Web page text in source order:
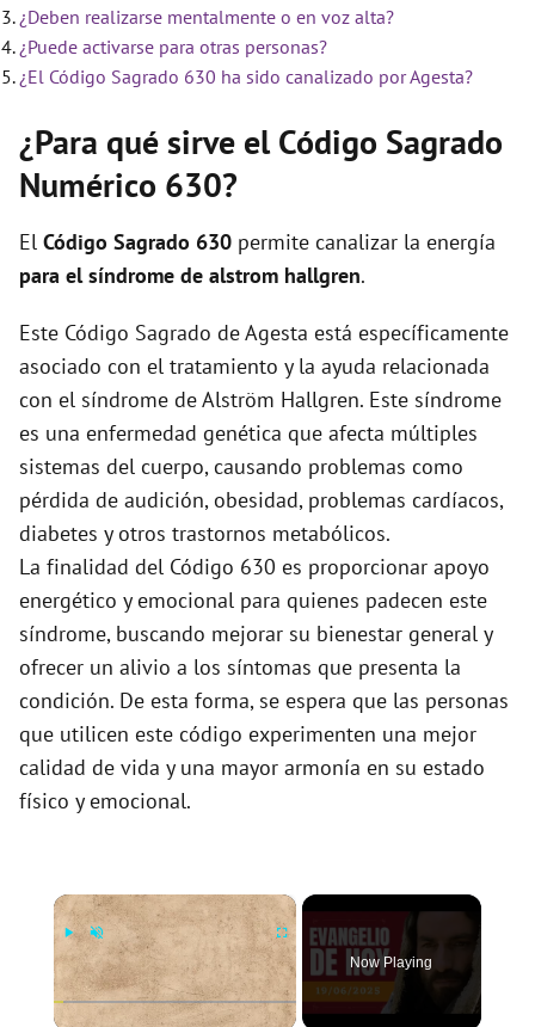
¿Deben realizarse mentalmente o en voz alta?
¿Puede activarse para otras personas?
¿El Código Sagrado 630 ha sido canalizado por Agesta?
¿Para qué sirve el Código Sagrado
Numérico 630?
El Código Sagrado 630 permite canalizar la energía
para el síndrome de alstrom hallgren.
Este Código Sagrado de Agesta está específicamente
asociado con el tratamiento y la ayuda relacionada
con el síndrome de Alström Hallgren. Este síndrome
es una enfermedad genética que afecta múltiples
sistemas del cuerpo, causando problemas como
pérdida de audición, obesidad, problemas cardíacos,
diabetes y otros trastornos metabólicos.
La finalidad del Código 630 es proporcionar apoyo
energético y emocional para quienes padecen este
síndrome, buscando mejorar su bienestar general y
ofrecer un alivio a los síntomas que presenta la
condición. De esta forma, se espera que las personas
que utilicen este código experimenten una mejor
calidad de vida y una mayor armonía en su estado
físico y emocional.
×
Now Playing